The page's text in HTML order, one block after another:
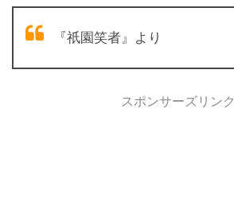
『祇園笑者』より
スポンサーズリンク